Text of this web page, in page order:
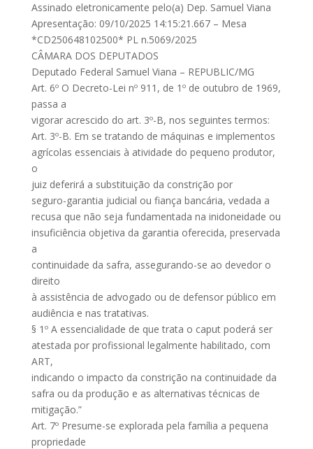
Assinado eletronicamente pelo(a) Dep. Samuel Viana
Apresentação: 09/10/2025 14:15:21.667 – Mesa
*CD250648102500* PL n.5069/2025
CÂMARA DOS DEPUTADOS
Deputado Federal Samuel Viana – REPUBLIC/MG
Art. 6º O Decreto-Lei nº 911, de 1º de outubro de 1969,
passa a
vigorar acrescido do art. 3º-B, nos seguintes termos:
Art. 3º-B. Em se tratando de máquinas e implementos
agrícolas essenciais à atividade do pequeno produtor,
o
juiz deferirá a substituição da constrição por
seguro-garantia judicial ou fiança bancária, vedada a
recusa que não seja fundamentada na inidoneidade ou
insuficiência objetiva da garantia oferecida, preservada
a
continuidade da safra, assegurando-se ao devedor o
direito
à assistência de advogado ou de defensor público em
audiência e nas tratativas.
§ 1º A essencialidade de que trata o caput poderá ser
atestada por profissional legalmente habilitado, com
ART,
indicando o impacto da constrição na continuidade da
safra ou da produção e as alternativas técnicas de
mitigação.”
Art. 7º Presume-se explorada pela família a pequena
propriedade